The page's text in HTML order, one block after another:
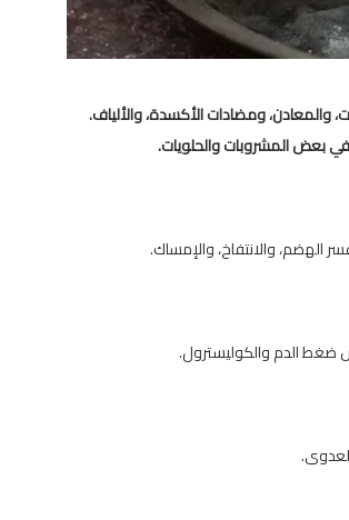
والمعادن، ومضادات الأكسدة، والألياف.
بعض المشروبات والحلويات.
والانتفاخ، والإمساك.
ضغط الدم والكوليسترول.